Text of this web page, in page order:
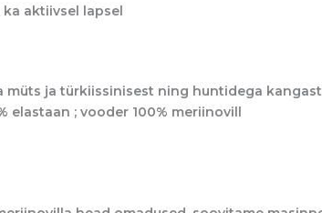
aktiivsel lapsel
müts ja türkiissinisest ning huntidega
elastaan ; vooder 100% meriinovill